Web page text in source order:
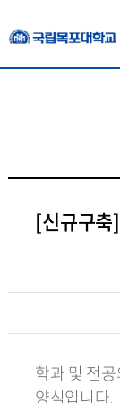
[신규구축
학과 및 전
양식입니다.